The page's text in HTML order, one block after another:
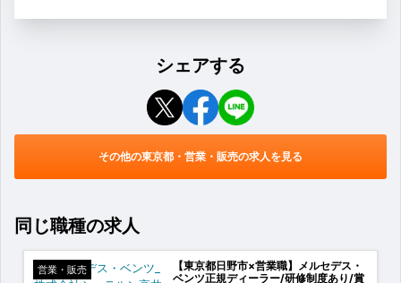
シェアする
その他の東京都・営業・販売の求人を見る
同じ職種の求人
営業・販売
【東京都日野市×営業職】メルセデス・
ベンツ正規ディーラー/研修制度あり/賞